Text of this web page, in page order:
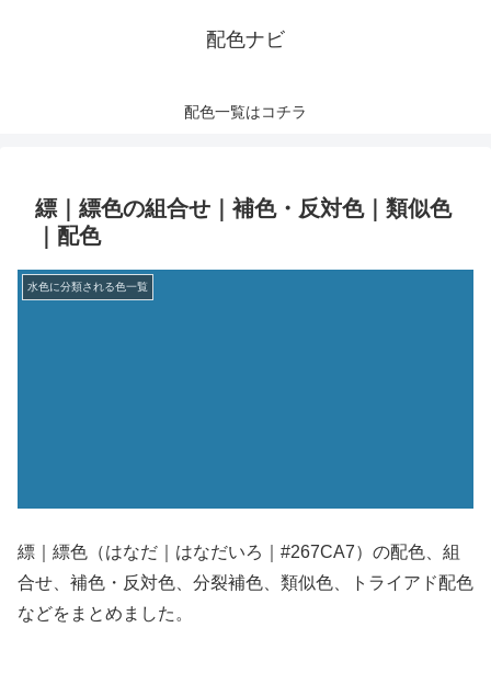
配色ナビ
配色一覧はコチラ
縹｜縹色の組合せ｜補色・反対色｜類似色
｜配色
水色に分類される色一覧
縹｜縹色（はなだ｜はなだいろ｜#267CA7）の配色、組
合せ、補色・反対色、分裂補色、類似色、トライアド配色
などをまとめました。